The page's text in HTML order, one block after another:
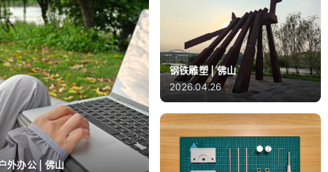
外办公 | 佛山
钢铁雕塑 | 佛山
2026.04.26